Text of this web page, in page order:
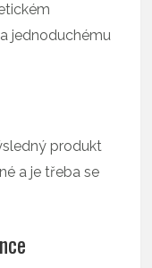
jednoduchému
produkt
a je třeba se